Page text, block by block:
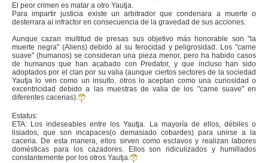
El peor crimen es matar a otro Yautja.
Para impartir justicia existe un arbitrador que condenara a muerte o
desterrara al infractor en consecuencia de la gravedad de sus acciones.
Aunque cazan multitud de presas sus objetivo más honorable son "la
muerte negra" (Aliens) debido al su ferocidad y peligrosidad. Los "carne
suave" (humanos) se consideran una pieza menor, pero ha habido casos
de humanos que han acabado con Predator, y que incluso han sido
adoptados por el clan por su valia (aunque ciertos sectores de la sociedad
Yautja lo ven como un insulto, otros lo aceptan como una curiosidad o
excentricidad debido a las muestras de valia de los "carne suave" en
diferentes cacerias).
Estatus:
ETA: Los indeseables entre los Yautja. La mayoría de ellos, débiles o
lisiados, que son incapaces(o demasiado cobardes) para unirse a la
caceria. De esta manera, ellos sirven como esclavos y realizan labores
domésticas para los cazadores. Ellos son ridiculizados y humillados
constantemente por los otros Yautja.